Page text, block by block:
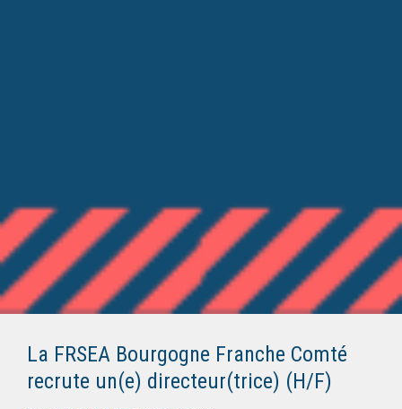
La FRSEA Bourgogne Franche Comté
recrute un(e) directeur(trice) (H/F)